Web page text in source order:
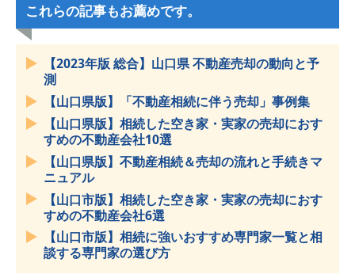
これらの記事もお薦めです。
【2023年版 総合】山口県 不動産売却の動向と予
測
【山口県版】「不動産相続に伴う売却」事例集
【山口県版】相続した空き家・実家の売却におす
すめの不動産会社10選
【山口県版】不動産相続＆売却の流れと手続きマ
ニュアル
【山口市版】相続した空き家・実家の売却におす
すめの不動産会社6選
【山口市版】相続に強いおすすめ専門家一覧と相
談する専門家の選び方